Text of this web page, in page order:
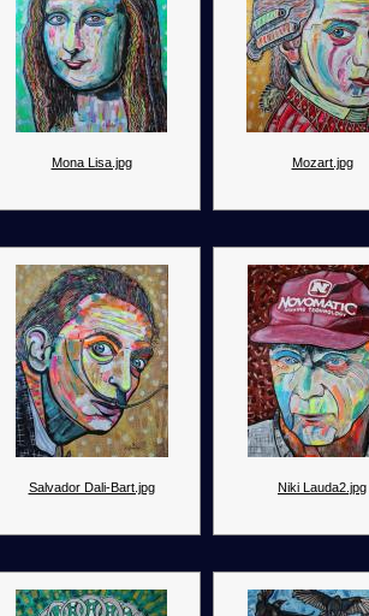
Mona Lisa.jpg Mozart.jpg
Salvador Dali-Bart.jpg Niki Lauda2.jpg